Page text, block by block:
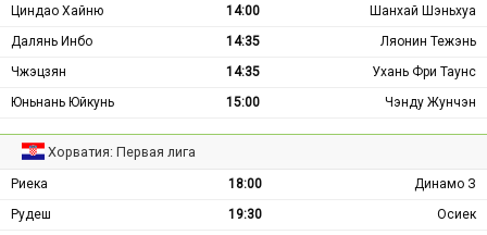
Циндао Хайню 14:00
Шанхай Шэньхуа
Далянь Инбо
14:35
Ляонин Тежэнь
Чжэцзян
14:35
Ухань Фри Таунс
Юньнань Юйкунь
15:00 Чэнду Жунчэн
Хорватия: Первая лига
Риека 18:00
Динамо З
Рудеш
19:30
Осиек